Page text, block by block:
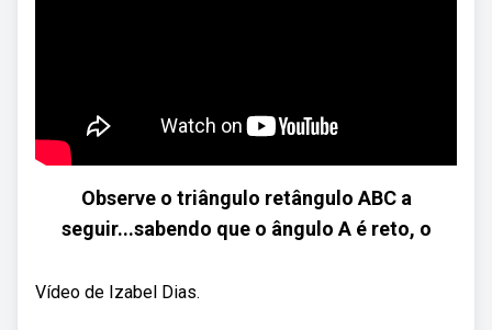
Observe o triângulo retângulo ABC a
seguir...sabendo que o ângulo A é reto, o
Vídeo de Izabel Dias.